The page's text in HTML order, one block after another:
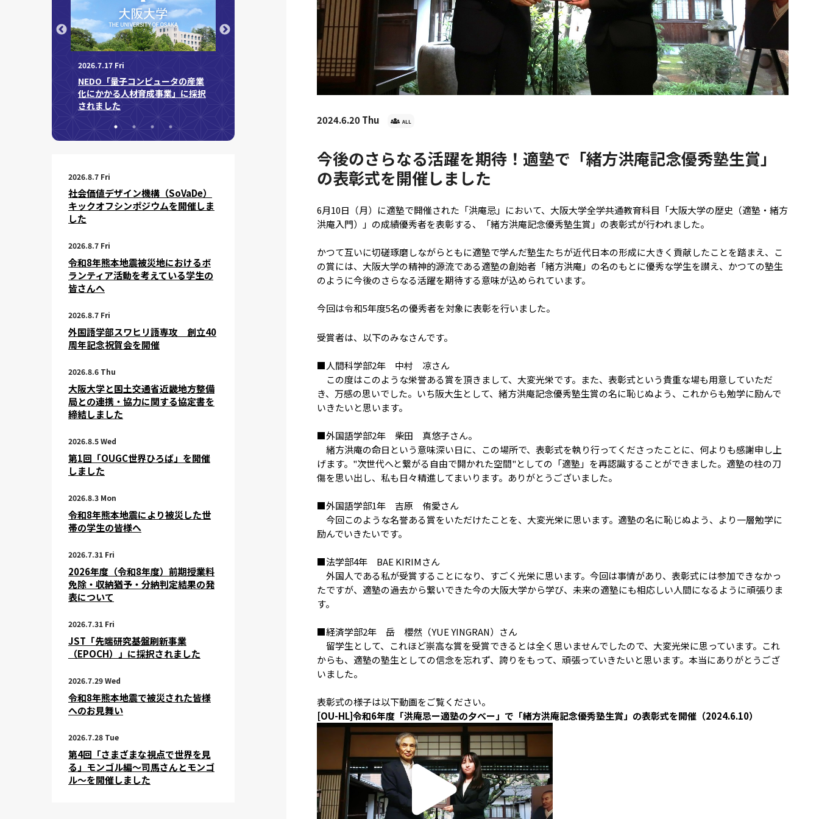
2024.6.20 Thu ALL
今後のさらなる活躍を期待！適塾で「緒方洪庵記念優秀塾生賞」
の表彰式を開催しました
6月10日（月）に適塾で開催された「洪庵忌」において、大阪大学全学共通教育科目「大阪大学の歴史（適塾・緒方
洪庵入門）」の成績優秀者を表彰する、「緒方洪庵記念優秀塾生賞」の表彰式が行われました。
かつて互いに切磋琢磨しながらともに適塾で学んだ塾生たちが近代日本の形成に大きく貢献したことを踏まえ、こ
の賞には、大阪大学の精神的源流である適塾の創始者「緒方洪庵」の名のもとに優秀な学生を讃え、かつての塾生
のように今後のさらなる活躍を期待する意味が込められています。
今回は令和5年度5名の優秀者を対象に表彰を行いました。
受賞者は、以下のみなさんです。
■人間科学部2年 中村 凉さん
この度はこのような栄誉ある賞を頂きまして、大変光栄です。また、表彰式という貴重な場も用意していただ
き、万感の思いでした。いち阪大生として、緒方洪庵記念優秀塾生賞の名に恥じぬよう、これからも勉学に励んで
いきたいと思います。
■外国語学部2年 柴田 真悠子さん。
緒方洪庵の命日という意味深い日に、この場所で、表彰式を執り行ってくださったことに、何よりも感謝申し上
げます。"次世代へと繋がる自由で開かれた空間"としての「適塾」を再認識することができました。適塾の柱の刀
傷を思い出し、私も日々精進してまいります。ありがとうございました。
■外国語学部1年 吉原 侑愛さん
今回このような名誉ある賞をいただけたことを、大変光栄に思います。適塾の名に恥じぬよう、より一層勉学に
励んでいきたいです。
■法学部4年 BAE KIRIMさん
外国人である私が受賞することになり、すごく光栄に思います。今回は事情があり、表彰式には参加できなかっ
たですが、適塾の過去から繋いできた今の大阪大学から学び、未来の適塾にも相応しい人間になるように頑張りま
す。
■経済学部2年 岳 櫻然（YUE YINGRAN）さん
留学生として、これほど崇高な賞を受賞できるとは全く思いませんでしたので、大変光栄に思っています。これ
からも、適塾の塾生としての信念を忘れず、誇りをもって、頑張っていきたいと思います。本当にありがとうござ
いました。
表彰式の様子は以下動画をご覧ください。
[OU-HL]令和6年度「洪庵忌ー適塾の夕べー」で「緒方洪庵記念優秀塾生賞」の表彰式を開催（2024.6.10）
2026.7.17 Fri
NEDO「量子コンピュータの産業
化にかかる人材育成事業」に採択
されました
2026.7.16 Thu
「審良 静男 大阪大学栄誉教授
Japan Prize 受賞記念祝賀会」を
2026.7.31 Fri
JST「先端研究基盤刷新事業
（EPOCH）」に採択されました
2026.8.7 Fri
社会価値デザイン機構
（SoVaDe）キックオフシンポジ
ウムを開催しました
2026.7.17 Fri
NEDO「量子コンピュータの産業
化にかかる人材育成事業」に採択
2026.8.7 Fri
社会価値デザイン機構（SoVaDe）
キックオフシンポジウムを開催しま
した
2026.8.7 Fri
令和8年熊本地震被災地におけるボ
ランティア活動を考えている学生の
皆さんへ
2026.8.7 Fri
外国語学部スワヒリ語専攻 創立40
周年記念祝賀会を開催
2026.8.6 Thu
大阪大学と国土交通省近畿地方整備
局との連携・協力に関する協定書を
締結しました
2026.8.5 Wed
第1回「OUGC世界ひろば」を開催
しました
2026.8.3 Mon
令和8年熊本地震により被災した世
帯の学生の皆様へ
2026.7.31 Fri
2026年度（令和8年度）前期授業料
免除・収納猶予・分納判定結果の発
表について
2026.7.31 Fri
JST「先端研究基盤刷新事業
（EPOCH）」に採択されました
2026.7.29 Wed
令和8年熊本地震で被災された皆様
へのお見舞い
2026.7.28 Tue
第4回「さまざまな視点で世界を見
る」モンゴル編～司馬さんとモンゴ
ル～を開催しました